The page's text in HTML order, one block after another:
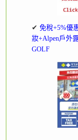
✔ 免稅+5%優
妝+Alpen戶外
GOLF